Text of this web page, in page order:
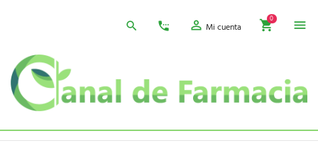
Mi cuenta
0